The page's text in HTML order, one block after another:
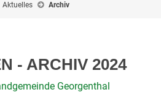
Aktuelles Archiv
- ARCHIV 2024
Georgenthal